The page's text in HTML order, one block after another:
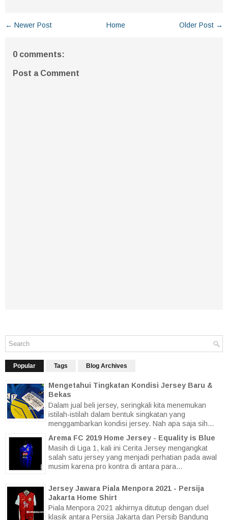
← Newer Post Older Post →
Home
0 comments:
Post a Comment
Popular Tags Blog Archives
Mengetahui Tingkatan Kondisi Jersey Baru &
Bekas
Dalam jual beli jersey, seringkali kita menemukan
istilah-istilah dalam bentuk singkatan yang
menggambarkan kondisi jersey. Nah apa saja sih...
Arema FC 2019 Home Jersey - Equality is Blue
Masih di Liga 1, kali ini Cerita Jersey mengangkat
salah satu jersey yang menjadi perhatian pada awal
musim karena pro kontra di antara para...
Jersey Jawara Piala Menpora 2021 - Persija
Jakarta Home Shirt
Piala Menpora 2021 akhirnya ditutup dengan duel
klasik antara Persija Jakarta dan Persib Bandung